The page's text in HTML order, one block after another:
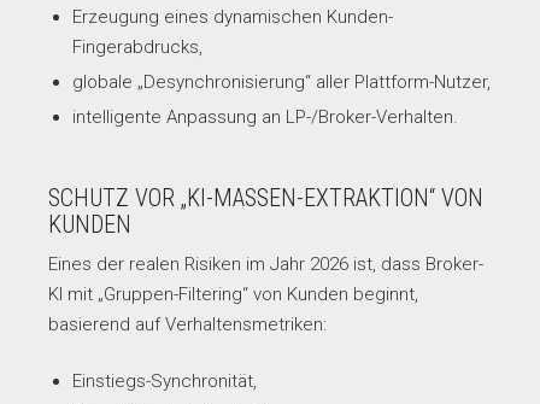
Erzeugung eines dynamischen Kunden-
Fingerabdrucks,
globale „Desynchronisierung“ aller Plattform-Nutzer,
intelligente Anpassung an LP-/Broker-Verhalten.
SCHUTZ VOR „KI-MASSEN-EXTRAKTION“ VON
KUNDEN
Eines der realen Risiken im Jahr 2026 ist, dass Broker-
KI mit „Gruppen-Filtering“ von Kunden beginnt,
basierend auf Verhaltensmetriken:
Einstiegs-Synchronität,